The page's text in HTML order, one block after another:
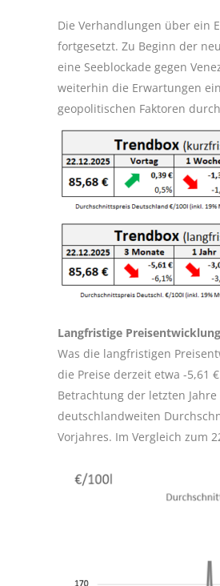
Die Verhandlungen über ein
fortgesetzt. Zu Beginn der
eine Seeblockade gegen
weiterhin die Erwartungen
geopolitischen Faktoren
Langfristige Preisentwicklung
Was die langfristigen
die Preise derzeit etwa -5,61
Betrachtung der letzten
deutschlandweiten
Vorjahres. Im Vergleich zum